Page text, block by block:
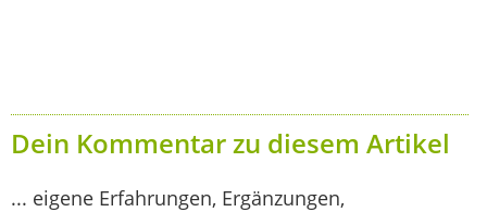
Dein Kommentar zu diesem Artikel
... eigene Erfahrungen, Ergänzungen,